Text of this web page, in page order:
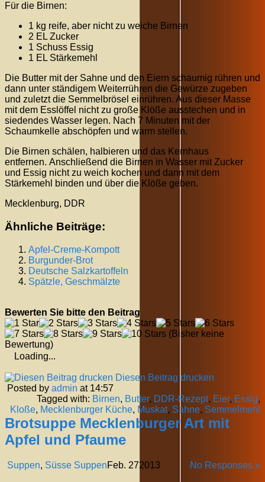
Für die Birnen:
1 kg reife, aber nicht zu weiche Birnen
2 EL Zucker
1 Schuss Essig
1 EL Stärkemehl
Die Butter mit der Sahne und den Eiern schaumig rühren und
dann unter ständigem Weiterrühren die Gewürze zugeben
und zuletzt die Semmelbrösel einrühren. Aus dieser Masse
mit dem Esslöffel nicht zu große Klöße ausstechen und in
siedendes Wasser legen. Nach 7 Minuten mit der
Schaumkelle abschöpfen und warm stellen.
Die Birnen schälen, halbieren und das Kernhaus
entfernen. Anschließend die Birnen in Wasser mit Zucker
und Essig nicht zu weich kochen und dann mit dem
Stärkemehl binden und über die Klöße geben.
Mecklenburg, DDR
Ähnliche Beiträge:
Apfel-Creme-Kompott
Burgunder-Brot
Deutsche Salzkartoffeln
Spätzle, Geschmälzte
Bewerten Sie bitte den Beitrag
(Bisher keine
Bewertung)
Loading...
Diesen Beitrag drucken
Posted by admin at 14:57
Tagged with: Birnen, Butter, DDR-Rezept, Eier, Essig,
Kloße, Mecklenburger Küche, Muskat, Sahne, Semmelmehl
Brotsuppe Mecklenburger Art mit
Apfel und Pfaume
Suppen, Süsse Suppen No Responses »
Feb. 272013